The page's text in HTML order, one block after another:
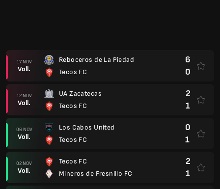
17 NOV
Voll.
Reboceros de La Piedad
Tecos FC
6
0
12 NOV
Voll.
UA Zacatecas
Tecos FC
2
1
06 NOV
Voll.
Los Cabos United
Tecos FC
0
1
02 NOV
Voll.
Tecos FC
Mineros de Fresnillo FC
2
1